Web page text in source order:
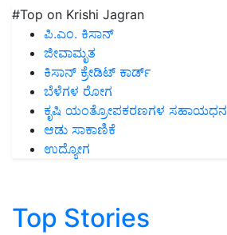
#Top on Krishi Jagran
ಪಿ.ಎಂ. ಕಿಸಾನ್
ಜೀವಾಮೃತ
ಕಿಸಾನ್ ಕ್ರೇಡಿಟ್ ಕಾರ್ಡ್
ಬೆಳೆಗಳ ರೋಗ
ಕೃಷಿ ಯಂತ್ರೋಪಕರಣಗಳ ಸಹಾಯಧನ
ಆಡು ಸಾಕಾಣಿಕೆ
ಉದ್ಯೋಗ
Top Stories